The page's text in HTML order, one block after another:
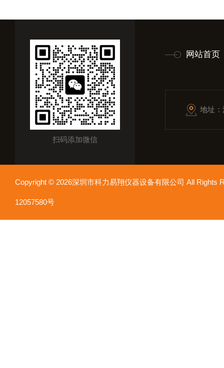
扫码添加微信
网站首页
地址
Copyright © 2026深圳市科力易翔仪器设备有限公司 All
12057580号